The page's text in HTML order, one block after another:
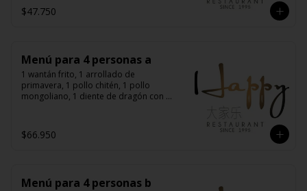
$47.750
Menú para 4 personas a
1 wantán frito, 1 arrollado de
primavera, 1 pollo chitén, 1 pollo
mongoliano, 1 diente de dragón con
$66.950
Menú para 4 personas b